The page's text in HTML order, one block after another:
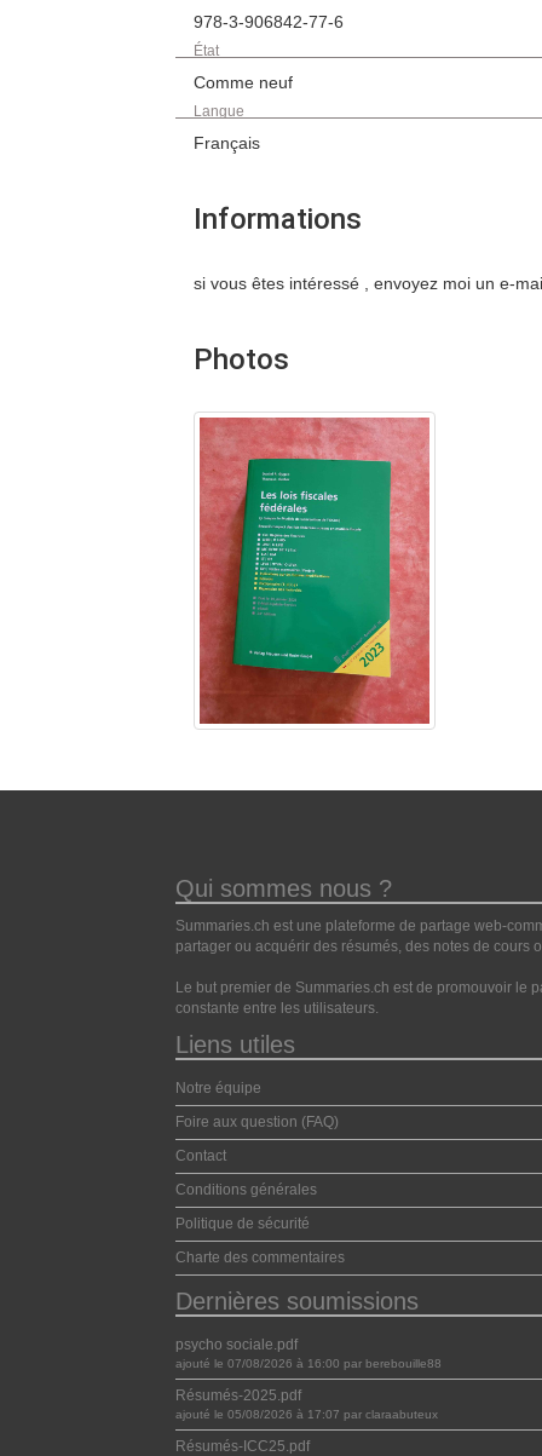
978-3-906842-77-6
État
Comme neuf
Langue
Français
Informations
si vous êtes intéressé , envoyez moi un e-
Photos
Qui sommes nous ?
Summaries.ch est une plateforme de partage web-
partager ou acquérir des résumés, des notes de cours
Le but premier de Summaries.ch est de promouvoir le
constante entre les utilisateurs.
Liens utiles
Notre équipe
Foire aux question (FAQ)
Contact
Conditions générales
Politique de sécurité
Charte des commentaires
Dernières soumissions
psycho sociale.pdf
ajouté le 07/08/2026 à 16:00 par berebouille88
Résumés-2025.pdf
ajouté le 05/08/2026 à 17:07 par claraabuteux
Résumés-ICC25.pdf